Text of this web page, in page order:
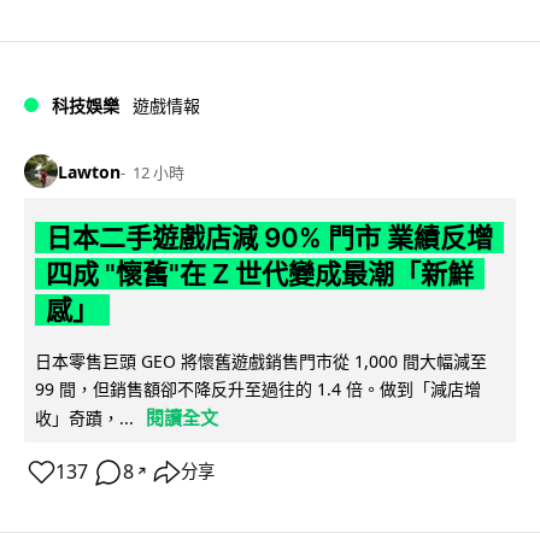
科技娛樂 遊戲情報
Lawton 12 小時
日本二手遊戲店減 90% 門市 業績反增
四成 "懷舊"在 Z 世代變成最潮「新鮮
感」
日本零售巨頭 GEO 將懷舊遊戲銷售門市從 1,000 間大幅減至
99 間，但銷售額卻不降反升至過往的 1.4 倍。做到「減店增
收」奇蹟，...
閱讀全文
137 8 ↗ 分享